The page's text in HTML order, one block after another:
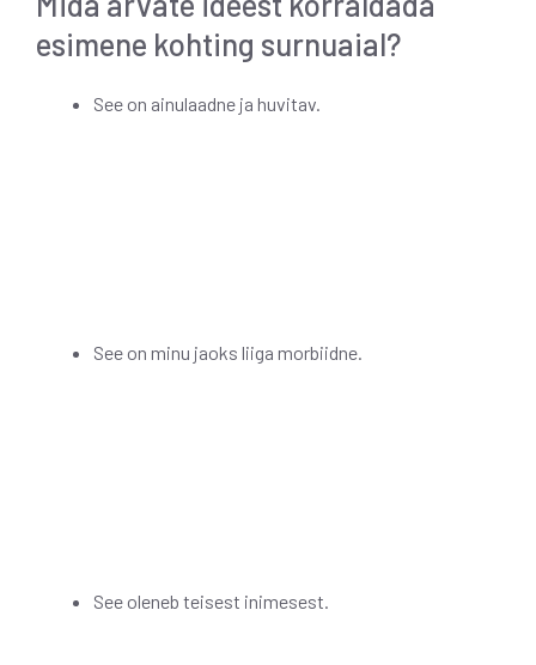
esimene kohting surnuaial?
See on ainulaadne ja huvitav.
See on minu jaoks liiga morbiidne.
See oleneb teisest inimesest.